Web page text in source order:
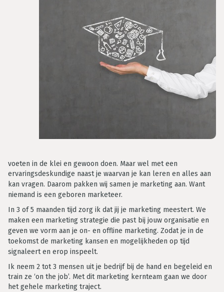
voeten in de klei en gewoon doen. Maar wel met een
ervaringsdeskundige naast je waarvan je kan leren en alles aan
kan vragen. Daarom pakken wij samen je marketing aan. Want
niemand is een geboren marketeer.
In 3 of 5 maanden tijd zorg ik dat jij je marketing meestert. We
maken een marketing strategie die past bij jouw organisatie en
geven we vorm aan je on- en offline marketing. Zodat je in de
toekomst de marketing kansen en mogelijkheden op tijd
signaleert en erop inspeelt.
Ik neem 2 tot 3 mensen uit je bedrijf bij de hand en begeleid en
train ze ‘on the job’. Met dit marketing kernteam gaan we door
het gehele marketing traject.